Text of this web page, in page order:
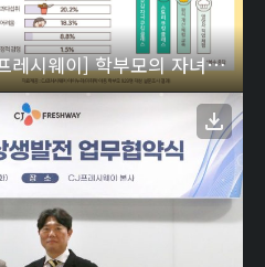
[CJ프레시웨이] 학부모의 자녀 식습관 걱정…편식·식사예절·인스턴트식품 순 01